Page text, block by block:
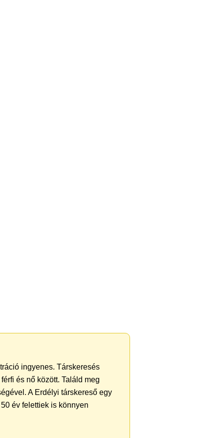
ingyenes. Társkeresés
és nő között. Találd meg
A Erdélyi társkereső egy
év felettiek is könnyen